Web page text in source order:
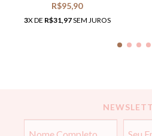
R$95,90
3X DE R$31,97SEM JUROS